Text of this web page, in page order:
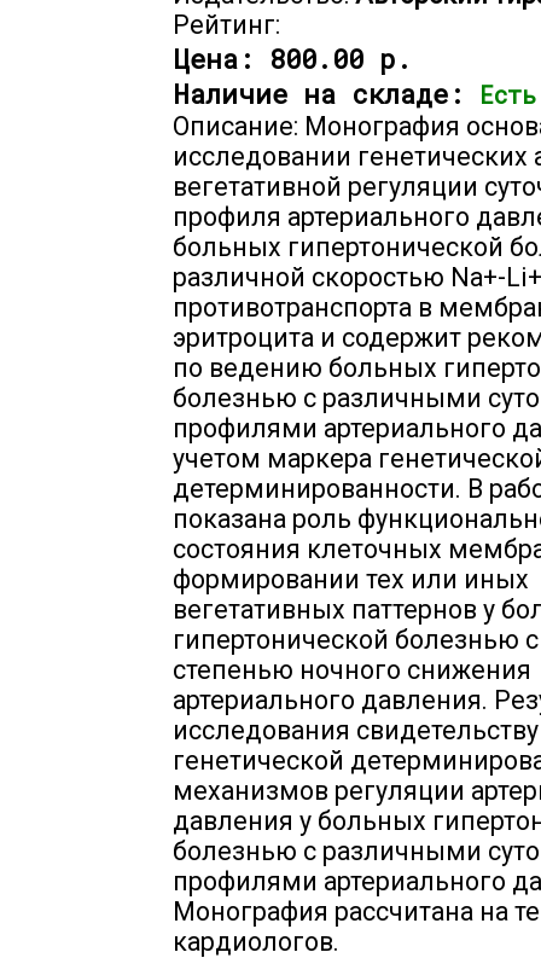
Рейтинг:
Цена: 800.00 р.
Наличие на складе:
Описание: Монография
исследовании генетических
вегетативной регуляции
профиля артериального
больных гипертонической
различной скоростью Na+-
противотранспорта в
эритроцита и содержит
по ведению больных
болезнью с различными
профилями артериального
учетом маркера
детерминированности. В
показана роль
состояния клеточных
формировании тех или иных
вегетативных паттернов у
гипертонической болезнью
степенью ночного снижения
артериального давления.
исследования
генетической
механизмов регуляции
давления у больных
болезнью с различными
профилями артериального
Монография рассчитана на
кардиологов.